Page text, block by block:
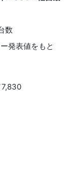
数
発表値をもと
7,830